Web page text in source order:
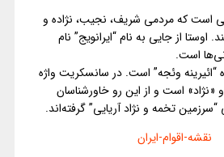
است که مردمی شریف، نجیب، نژاده و
اوستا از جایی به نام “ایرانویج” نام
است.
“ائیرینه وئجه” است. در سانسکریت واژه
است و از این رو خاورشناسان
“سرزمین تخمه و نژاد آریایی” گرفته‌اند.